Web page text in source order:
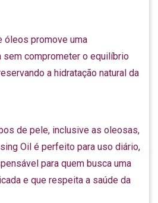
óleos promove uma
sem comprometer o equilíbrio
a hidratação natural da
de pele, inclusive as oleosas,
Oil é perfeito para uso diário,
para quem busca uma
e que respeita a saúde da